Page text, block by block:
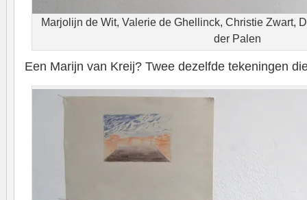
Marjolijn de Wit, Valerie de Ghellinck, Christie Zwart,
der Palen
Een Marijn van Kreij? Twee dezelfde tekeningen